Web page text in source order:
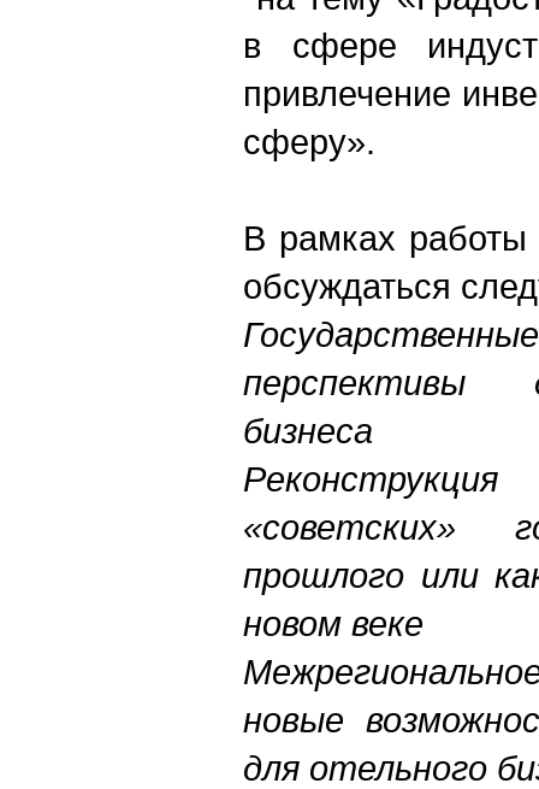
в сфере
привлечение
сферу».
В рамках работы
обсуждаться
перспективы
бизнеса
«советских»
прошлого или
новом веке
новые
для отельного